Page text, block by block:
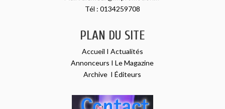
Tél : 0134259708
PLAN DU SITE
Accueil I Actualités
Annonceurs ILe Magazine
Archive IÉditeurs